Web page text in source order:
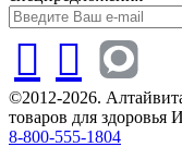
©2012-2026.
товаров для
8-800-555-1804